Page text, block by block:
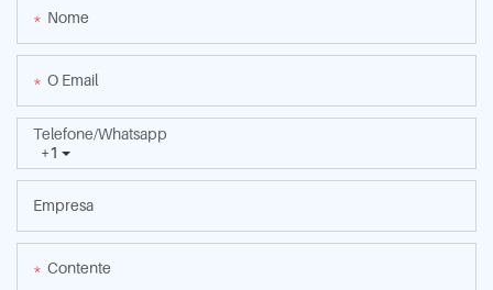
Nome
O Email
+1
Telefone/whatsapp
Empresa
Contente